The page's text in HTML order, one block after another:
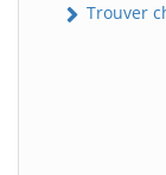
Trouver